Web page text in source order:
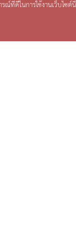
ที่ดีในการใช้งานเว็บไซต์นี้